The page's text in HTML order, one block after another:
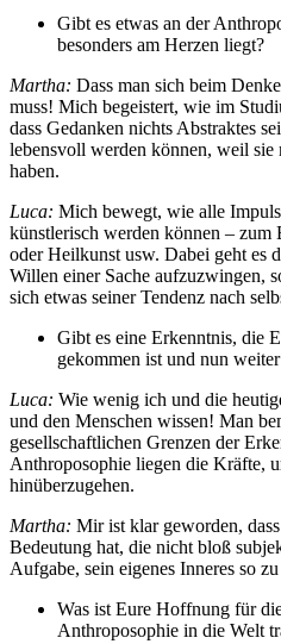
Gibt es etwas an der
besonders am Herzen liegt?
Martha: Dass man sich beim
muss! Mich begeistert, wie im
dass Gedanken nichts Abstraktes
lebensvoll werden können, weil sie
haben.
Luca: Mich bewegt, wie alle
künstlerisch werden können – zum
oder Heilkunst usw. Dabei geht es
Willen einer Sache aufzuzwingen,
sich etwas seiner Tendenz nach
Gibt es eine Erkenntnis, die
gekommen ist und nun
Luca: Wie wenig ich und die
und den Menschen wissen! Man
gesellschaftlichen Grenzen der
Anthroposophie liegen die Kräfte,
hinüberzugehen.
Martha: Mir ist klar geworden,
Bedeutung hat, die nicht bloß
Aufgabe, sein eigenes Inneres so
Was ist Eure Hoffnung für
Anthroposophie in die Welt